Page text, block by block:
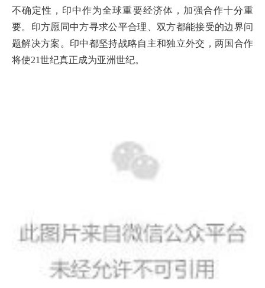
不确定性，印中作为全球重要经济体，加强合作十分重
要。印方愿同中方寻求公平合理、双方都能接受的边界问
题解决方案。印中都坚持战略自主和独立外交，两国合作
将使21世纪真正成为亚洲世纪。